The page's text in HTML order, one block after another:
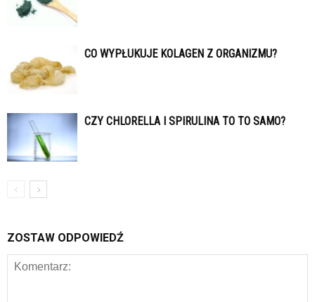
CO WYPŁUKUJE KOLAGEN Z ORGANIZMU?
CZY CHLORELLA I SPIRULINA TO TO SAMO?
ZOSTAW ODPOWIEDŹ